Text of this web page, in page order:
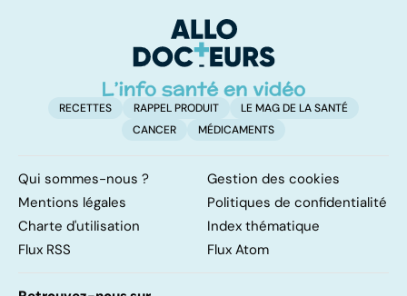
RECETTES RAPPEL PRODUIT
LE MAG DE LA SANTÉ
CANCER
MÉDICAMENTS
Qui sommes-nous ?
Gestion des cookies
Mentions légales
Politiques de confidentialité
Charte d'utilisation
Index thématique
Flux RSS
Flux Atom